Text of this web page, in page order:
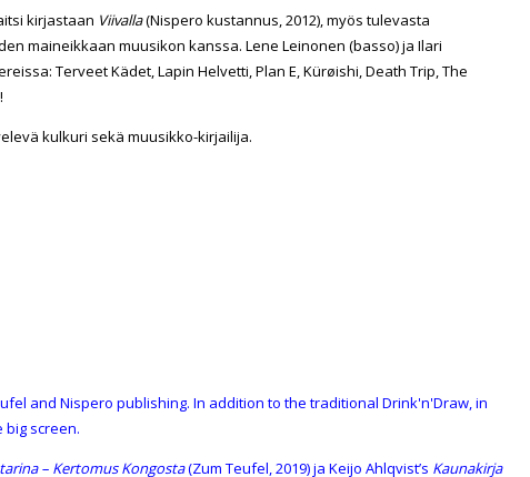
kirjastaan Viivalla(Nispero kustannus, 2012), myös tulevasta
maineikkaan muusikon kanssa. Lene Leinonen (basso) ja Ilari
Terveet Kädet, Lapin Helvetti, Plan E, Kürøishi, Death Trip, The
kulkuri sekä muusikko-kirjailija.
and Nispero publishing. In addition to the traditional Drink'n'Draw, in
big screen.
– Kertomus Kongosta(Zum Teufel, 2019) ja Keijo Ahlqvist’s Kaunakirja